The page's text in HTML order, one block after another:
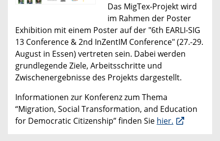
Das MigTex-Projekt wird
im Rahmen der Poster
Exhibition mit einem Poster auf der "6th EARLI-SIG
13 Conference & 2nd InZentIM Conference" (27.-29.
August in Essen) vertreten sein. Dabei werden
grundlegende Ziele, Arbeitsschritte und
Zwischenergebnisse des Projekts dargestellt.
Informationen zur Konferenz zum Thema
“Migration, Social Transformation, and Education
for Democratic Citizenship” finden Sie hier.